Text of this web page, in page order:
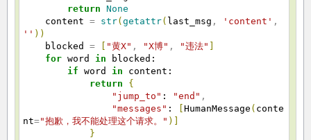
return None
content = str( getattr( last_msg , 'content' ,
'' ) )
blocked = "黄X" , "X博" , "违法"
for word in blocked:
if word in content:
return
{
"jump_to" : "end" ,
"messages" : HumanMessage ( conte
nt="抱歉，我不能处理这个请求。" )
}